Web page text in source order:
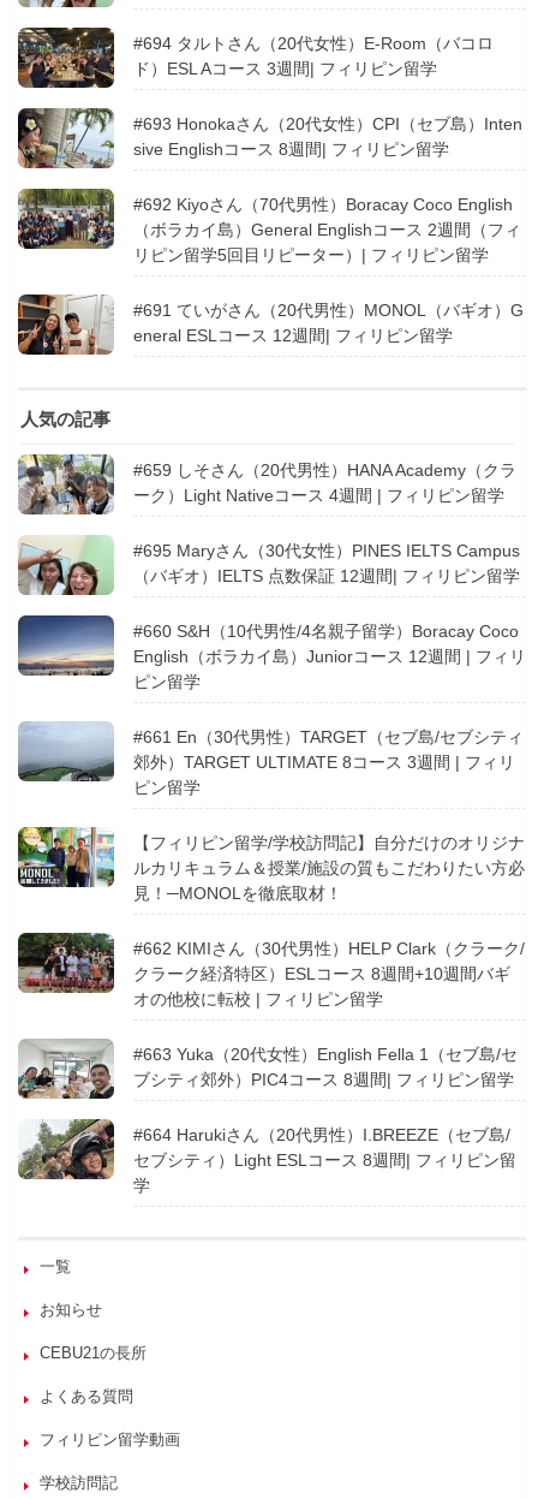
#694 タルトさん（20代女性）E-Room（バコロ
ド）ESL Aコース 3週間| フィリピン留学
#693 Honokaさん（20代女性）CPI（セブ島）Inten
sive Englishコース 8週間| フィリピン留学
#692 Kiyoさん（70代男性）Boracay Coco English
（ボラカイ島）General Englishコース 2週間（フィ
リピン留学5回目リピーター）| フィリピン留学
#691 ていがさん（20代男性）MONOL（バギオ）G
eneral ESLコース 12週間| フィリピン留学
人気の記事
#659 しそさん（20代男性）HANA Academy（クラ
ーク）Light Nativeコース 4週間 | フィリピン留学
#695 Maryさん（30代女性）PINES IELTS Campus
（バギオ）IELTS 点数保証 12週間| フィリピン留学
#660 S&H（10代男性/4名親子留学）Boracay Coco
English（ボラカイ島）Juniorコース 12週間 | フィリ
ピン留学
#661 En（30代男性）TARGET（セブ島/セブシティ
郊外）TARGET ULTIMATE 8コース 3週間 | フィリ
ピン留学
【フィリピン留学/学校訪問記】自分だけのオリジナ
ルカリキュラム＆授業/施設の質もこだわりたい方必
見！─MONOLを徹底取材！
#662 KIMIさん（30代男性）HELP Clark（クラーク/
クラーク経済特区）ESLコース 8週間+10週間バギ
オの他校に転校 | フィリピン留学
#663 Yuka（20代女性）English Fella 1（セブ島/セ
ブシティ郊外）PIC4コース 8週間| フィリピン留学
#664 Harukiさん（20代男性）I.BREEZE（セブ島/
セブシティ）Light ESLコース 8週間| フィリピン留
学
一覧
お知らせ
CEBU21の長所
よくある質問
フィリピン留学動画
学校訪問記